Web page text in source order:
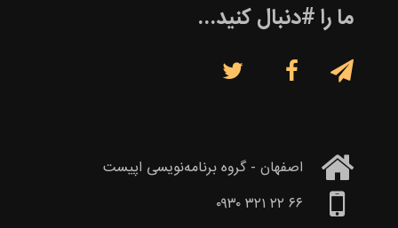
ما را #دنبال کنید...



اصفهان - گروه برنامه‌نویسی اپیست
۶۶ ۲۲ ۳۲۱ ۰۹۳۰